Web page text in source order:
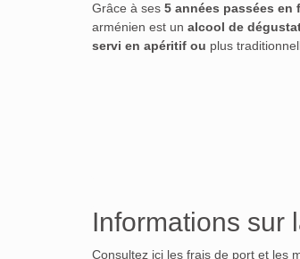
Grâce à ses 5 années passées en
arménien est un alcool de
servi en apéritif ou plus
Informations sur
Consultez ici les frais de port et les